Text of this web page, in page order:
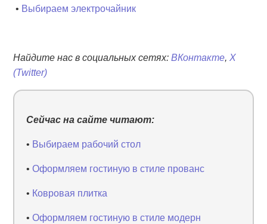
• Выбираем электрочайник
Найдите нас в социальных сетях:ВКонтакте,X
(Twitter)
Сейчас на сайте читают:
• Выбираем рабочий стол
•Оформляем гостиную в стиле прованс
• Ковровая плитка
•Оформляем гостиную в стиле модерн